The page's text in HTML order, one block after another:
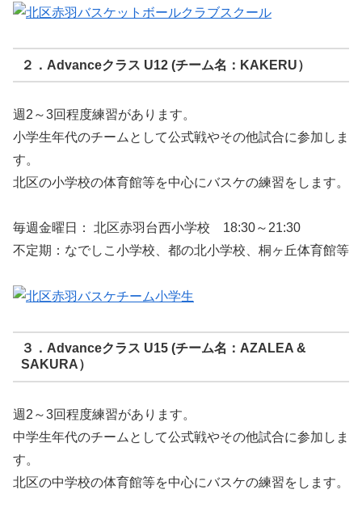
２．Advanceクラス U12 (チーム名：KAKERU）
週2～3回程度練習があります。
小学生年代のチームとして公式戦やその他試合に参加しま
す。
北区の小学校の体育館等を中心にバスケの練習をします。
毎週金曜日： 北区赤羽台西小学校 18:30～21:30
不定期：なでしこ小学校、都の北小学校、桐ヶ丘体育館等
３．Advanceクラス U15 (チーム名：AZALEA &
SAKURA）
週2～3回程度練習があります。
中学生年代のチームとして公式戦やその他試合に参加しま
す。
北区の中学校の体育館等を中心にバスケの練習をします。